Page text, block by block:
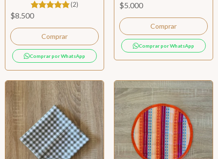
(2)
$8.500
Comprar por WhatsApp
$5.000
Comprar por WhatsApp